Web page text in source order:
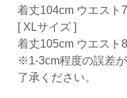
着丈104cm ウエスト
[ XLサイズ ]
着丈105cm ウエスト
※1-3cm程度の誤差
了承ください。